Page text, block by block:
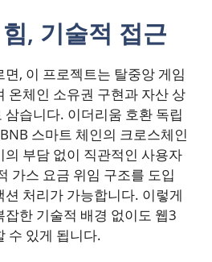
, 기술적 접근
, 이 프로젝트는 탈중앙 게임
온체인 소유권 구현과 자산 상
습니다. 이더리움 호환 독립
스마트 체인의 크로스체인
부담 없이 직관적인 사용자
가스 요금 위임 구조를 도입
처리가 가능합니다. 이렇게
한 기술적 배경 없이도 웹3
수 있게 됩니다.